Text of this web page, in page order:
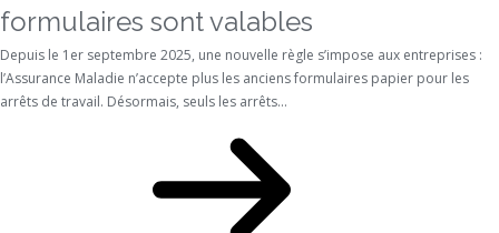
formulaires sont valables
Depuis le 1er septembre 2025, une nouvelle règle s’impose aux entreprises :
l’Assurance Maladie n’accepte plus les anciens formulaires papier pour les
arrêts de travail. Désormais, seuls les arrêts...